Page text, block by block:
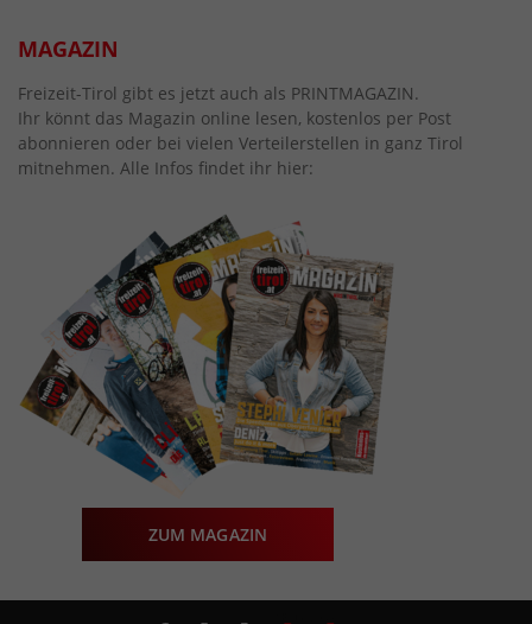
MAGAZIN
Freizeit-Tirol gibt es jetzt auch als PRINTMAGAZIN.
Ihr könnt das Magazin online lesen, kostenlos per Post
abonnieren oder bei vielen Verteilerstellen in ganz Tirol
mitnehmen. Alle Infos findet ihr hier:
ZUM MAGAZIN